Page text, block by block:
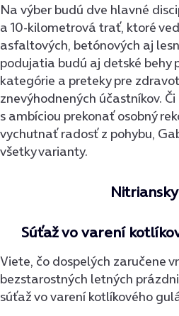
Na výber budú dve hlavné
a 10-kilometrová trať, ktoré
asfaltových, betónových aj
podujatia budú aj detské behy
kategórie a preteky pre
znevýhodnených účastníkov.
s ambíciou prekonať osobný
vychutnať radosť z pohybu,
všetky varianty.
Súťaž vo varení
Viete, čo dospelých zaručene
bezstarostných letných
súťaž vo varení kotlíkového